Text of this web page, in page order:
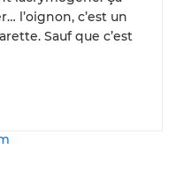
l’oignon, c’est un
Sauf que c’est